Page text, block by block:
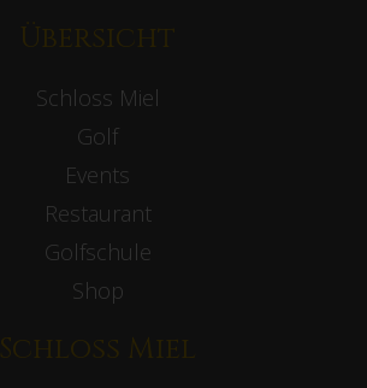
Übersicht
Schloss Miel
Golf
Events
Restaurant
Golfschule
Shop
Schloss Miel